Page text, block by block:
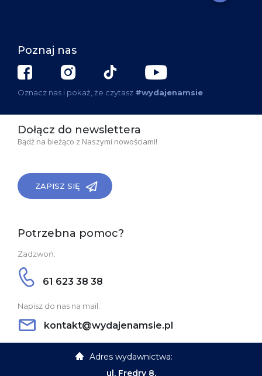
Poznaj nas
Oznacz nas i pokaż, że czytasz #wydajenamsie
Dołącz do newslettera
Bądź na bieżąco z Naszymi nowościami!
ZAPISZ SIĘ
Potrzebna pomoc?
Zadzwoń:
61 623 38 38
Napisz do nas na mail:
kontakt@wydajenamsie.pl
Adres wydawnictwa:
ul. Fredry 8,